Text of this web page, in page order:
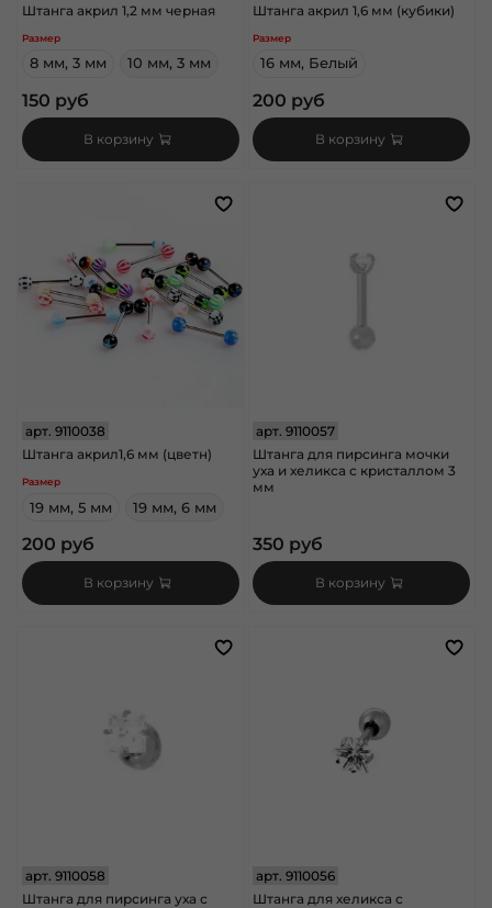
Штанга акрил 1,2 мм черная
Размер
8 мм, 3 мм 10 мм, 3 мм
150 руб
В корзину
Штанга акрил 1,6 мм (кубики)
Размер
16 мм, Белый
200 руб
В корзину
арт. 9110038
Штанга акрил1,6 мм (цветн)
Размер
19 мм, 5 мм 19 мм, 6 мм
200 руб
В корзину
арт.9110057
Штанга для пирсинга мочки
уха и хеликса с кристаллом 3
мм
350 руб
В корзину
арт. 9110058
Штанга для пирсинга уха с
арт.9110056
Штанга для хеликса с